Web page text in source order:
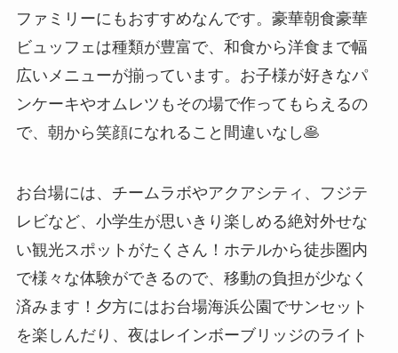
ファミリーにもおすすめなんです。豪華朝食豪華
ビュッフェは種類が豊富で、和食から洋食まで幅
広いメニューが揃っています。お子様が好きなパ
ンケーキやオムレツもその場で作ってもらえるの
で、朝から笑顔になれること間違いなし🥞
お台場には、チームラボやアクアシティ、フジテ
レビなど、小学生が思いきり楽しめる絶対外せな
い観光スポットがたくさん！ホテルから徒歩圏内
で様々な体験ができるので、移動の負担が少なく
済みます！夕方にはお台場海浜公園でサンセット
を楽しんだり、夜はレインボーブリッジのライト